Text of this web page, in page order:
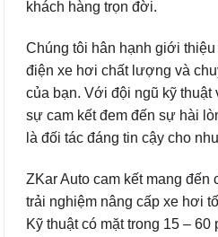
khách hàng trọn đời.
Chúng tôi hân hạnh giới
điện xe hơi chất lượng và
của bạn. Với đội ngũ kỹ thuật
sự cam kết đem đến sự hài
là đối tác đáng tin cậy cho
ZKar Auto cam kết mang đến
trải nghiệm nâng cấp xe hơi
Kỹ thuật có mặt trong 15 –